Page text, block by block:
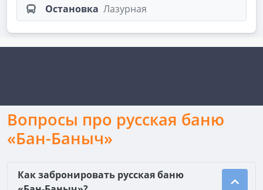
Остановка Лазурная
Вопросы про русская баню
«Бан-Баныч»
Как забронировать русская баню